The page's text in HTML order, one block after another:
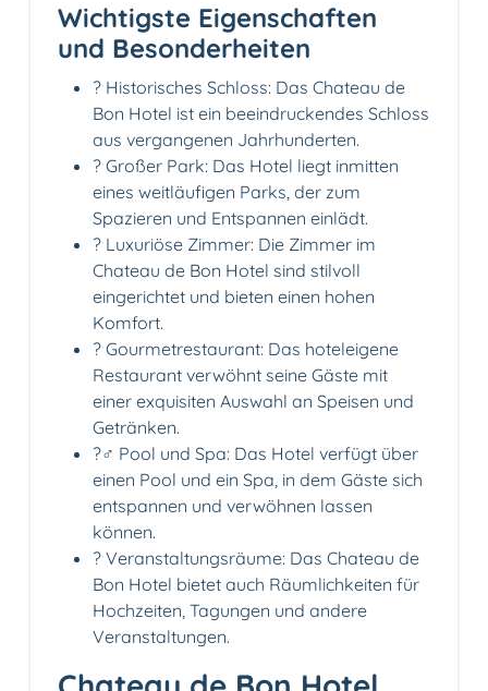
Wichtigste Eigenschaften
und Besonderheiten
? Historisches Schloss: Das Chateau de
Bon Hotel ist ein beeindruckendes Schloss
aus vergangenen Jahrhunderten.
? Großer Park: Das Hotel liegt inmitten
eines weitläufigen Parks, der zum
Spazieren und Entspannen einlädt.
? Luxuriöse Zimmer: Die Zimmer im
Chateau de Bon Hotel sind stilvoll
eingerichtet und bieten einen hohen
Komfort.
?️ Gourmetrestaurant: Das hoteleigene
Restaurant verwöhnt seine Gäste mit
einer exquisiten Auswahl an Speisen und
Getränken.
?‍♂️ Pool und Spa: Das Hotel verfügt über
einen Pool und ein Spa, in dem Gäste sich
entspannen und verwöhnen lassen
können.
? Veranstaltungsräume: Das Chateau de
Bon Hotel bietet auch Räumlichkeiten für
Hochzeiten, Tagungen und andere
Veranstaltungen.